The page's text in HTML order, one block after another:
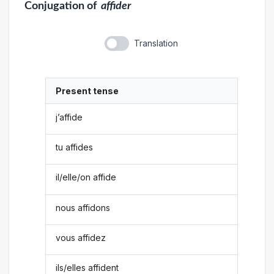
Conjugationof affider
Translation
Present tense
j’affide
tu affides
il/elle/on affide
nous affidons
vous affidez
ils/elles affident